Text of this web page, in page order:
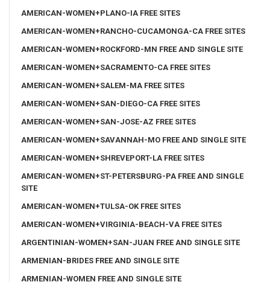
AMERICAN-WOMEN+PLANO-IA FREE SITES
AMERICAN-WOMEN+RANCHO-CUCAMONGA-CA FREE SITES
AMERICAN-WOMEN+ROCKFORD-MN FREE AND SINGLE SITE
AMERICAN-WOMEN+SACRAMENTO-CA FREE SITES
AMERICAN-WOMEN+SALEM-MA FREE SITES
AMERICAN-WOMEN+SAN-DIEGO-CA FREE SITES
AMERICAN-WOMEN+SAN-JOSE-AZ FREE SITES
AMERICAN-WOMEN+SAVANNAH-MO FREE AND SINGLE SITE
AMERICAN-WOMEN+SHREVEPORT-LA FREE SITES
AMERICAN-WOMEN+ST-PETERSBURG-PA FREE AND SINGLE
SITE
AMERICAN-WOMEN+TULSA-OK FREE SITES
AMERICAN-WOMEN+VIRGINIA-BEACH-VA FREE SITES
ARGENTINIAN-WOMEN+SAN-JUAN FREE AND SINGLE SITE
ARMENIAN-BRIDES FREE AND SINGLE SITE
ARMENIAN-WOMEN FREE AND SINGLE SITE